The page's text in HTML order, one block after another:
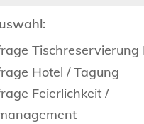
Tischreservierung
Hotel / Tagung
Feierlichkeit /